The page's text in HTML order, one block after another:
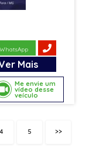
Me envie um
vídeo desse
veículo
WhatsApp
Mais
4 5 >>